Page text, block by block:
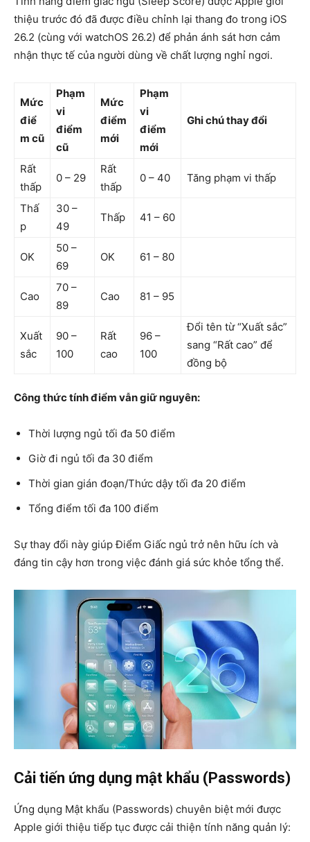
thiệu trước đó đã được điều chỉnh lại thang đo trong iOS
26.2 (cùng với watchOS 26.2) để phản ánh sát hơn cảm
nhận thực tế của người dùng về chất lượng nghỉ ngơi.
Mức
điể
m cũ
Phạm
vi
điểm
cũ
Mức
điểm
mới
Phạm
vi
điểm
mới
Ghi chú thay đổi
Rất
thấp
0 – 29
Rất
thấp
0 – 40 Tăng phạm vi thấp
Thấ
p
30 –
49
Thấp 41 – 60
OK
50 –
69
OK 61 – 80
Cao
70 –
89
Cao 81 – 95
Xuất
sắc
90 –
100
Rất
cao
96 –
100
Đổi tên từ “Xuất sắc”
sang “Rất cao” để
đồng bộ
Công thức tính điểm vẫn giữ nguyên:
Thời lượng ngủ tối đa 50 điểm
Giờ đi ngủ tối đa 30 điểm
Thời gian gián đoạn/Thức dậy tối đa 20 điểm
Tổng điểm tối đa 100 điểm
Sự thay đổi này giúp Điểm Giấc ngủ trở nên hữu ích và
đáng tin cậy hơn trong việc đánh giá sức khỏe tổng thể.
Cải tiến ứng dụng mật khẩu (Passwords)
Ứng dụng Mật khẩu (Passwords) chuyên biệt mới được
Apple giới thiệu tiếp tục được cải thiện tính năng quản lý: